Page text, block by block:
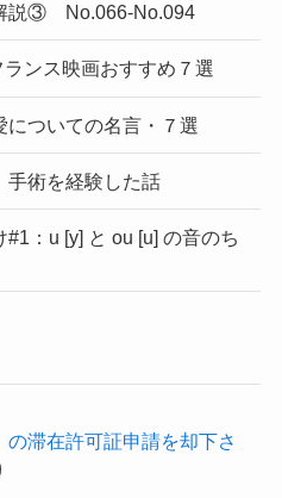
説③ No.066-No.094
ンス映画おすすめ７選
ついての名言・７選
手術を経験した話
：u [y] と ou [u] の音のち
滞在許可証申請を却下さ